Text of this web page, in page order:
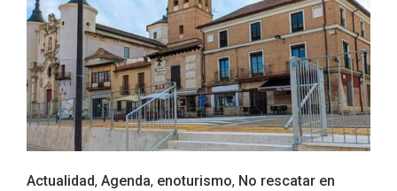
Actualidad, Agenda, enoturismo, No rescatar en